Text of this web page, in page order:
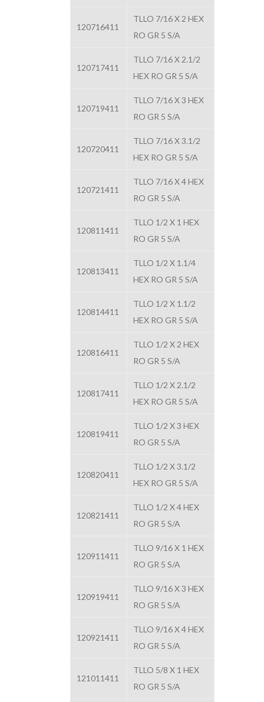
120716411
TLLO 7/16 X 2 HEX
RO GR 5 S/A
120717411
TLLO 7/16 X 2.1/2
HEX RO GR 5 S/A
120719411
TLLO 7/16 X 3 HEX
RO GR 5 S/A
120720411
TLLO 7/16 X 3.1/2
HEX RO GR 5 S/A
120721411
TLLO 7/16 X 4 HEX
RO GR 5 S/A
120811411
TLLO 1/2 X 1 HEX
RO GR 5 S/A
120813411
TLLO 1/2 X 1.1/4
HEX RO GR 5 S/A
120814411
TLLO 1/2 X 1.1/2
HEX RO GR 5 S/A
120816411
TLLO 1/2 X 2 HEX
RO GR 5 S/A
120817411
TLLO 1/2 X 2.1/2
HEX RO GR 5 S/A
120819411
TLLO 1/2 X 3 HEX
RO GR 5 S/A
120820411
TLLO 1/2 X 3.1/2
HEX RO GR 5 S/A
120821411
TLLO 1/2 X 4 HEX
RO GR 5 S/A
120911411
TLLO 9/16 X 1 HEX
RO GR 5 S/A
120919411
TLLO 9/16 X 3 HEX
RO GR 5 S/A
120921411
TLLO 9/16 X 4 HEX
RO GR 5 S/A
121011411
TLLO 5/8 X 1 HEX
RO GR 5 S/A